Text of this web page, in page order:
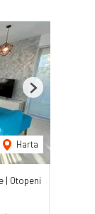
Harta
Next
| Otopeni